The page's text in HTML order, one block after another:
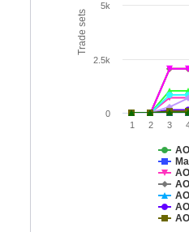
Trade sets
АО
1 2 3
0
2.5k
5k